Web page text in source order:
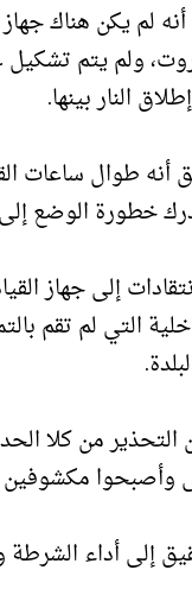
لم يكن هناك
ولم يتم تشكيل
النار بينها.
أنه طوال ساعات
تدرك خطورة
إلى جهاز
التي لم تقم
من كلا
وأصبحوا
إلى أداء